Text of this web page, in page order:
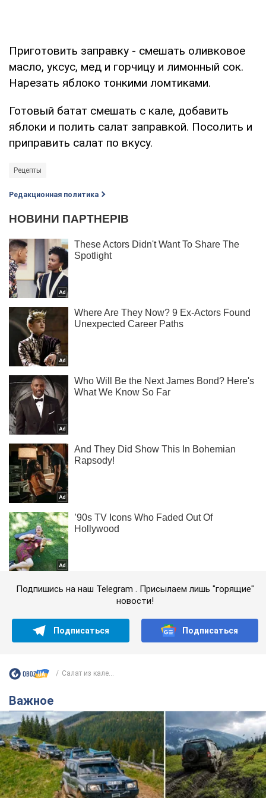
Приготовить заправку - смешать оливковое
масло, уксус, мед и горчицу и лимонный сок.
Нарезать яблоко тонкими ломтиками.
Готовый батат смешать с кале, добавить
яблоки и полить салат заправкой. Посолить и
приправить салат по вкусу.
Рецепты
Редакционная политика
Подпишись на наш Telegram . Присылаем лишь "горящие"
новости!
Подписаться Подписаться
Салат из кале...
Важное